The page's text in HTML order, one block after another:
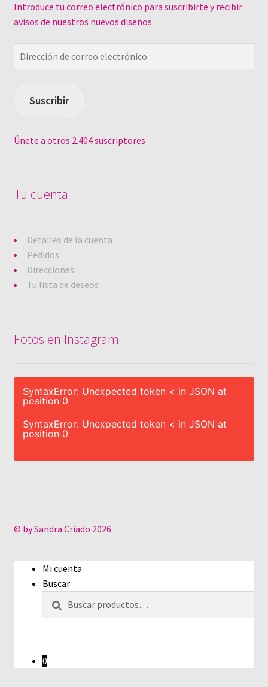
Introduce tu correo electrónico para suscribirte y recibir
avisos de nuestros nuevos diseños
Dirección
electrónico
Suscribir
Únete a otros 2.404 suscriptores
Tu cuenta
Detalles de la cuenta
Pedidos
Direcciones
Tu lista de deseos
Fotos en Instagram
SyntaxError: Unexpected token < in JSON at
position 0
SyntaxError: Unexpected token < in JSON at
position 0
© by Sandra Criado 2026
Mi cuenta
Buscar
Buscar
Buscar
0